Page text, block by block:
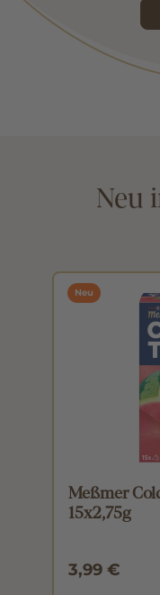
Neu
Neu
Meßmer
15x2,75g
3,99 €